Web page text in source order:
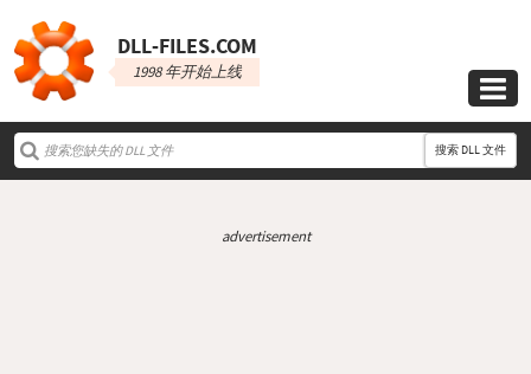
DLL‑FILES.COM
1998 年开始上线

搜索 DLL 文件
advertisement